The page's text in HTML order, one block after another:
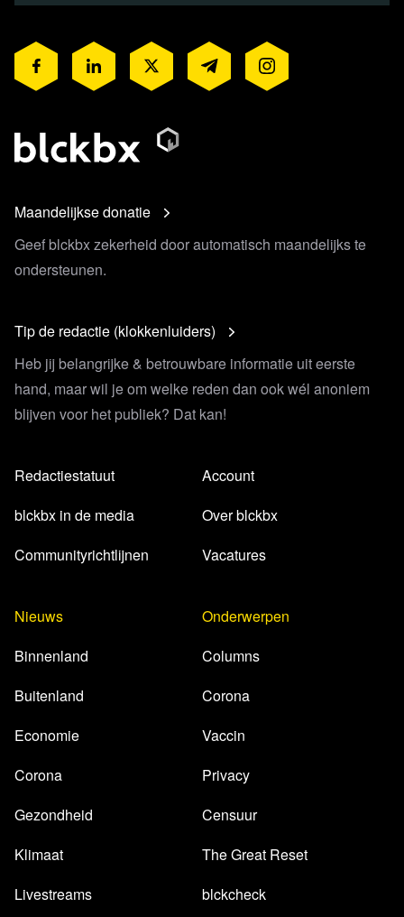
Maandelijkse donatie
Geef blckbx zekerheid door automatisch maandelijks te
ondersteunen.
Tip de redactie (klokkenluiders)
Heb jij belangrijke & betrouwbare informatie uit eerste
hand, maar wil je om welke reden dan ook wél anoniem
blijven voor het publiek? Dat kan!
Redactiestatuut
blckbx in de media
Communityrichtlijnen
Account
Over blckbx
Vacatures
Nieuws
Binnenland
Buitenland
Economie
Corona
Gezondheid
Klimaat
Livestreams
Onderwerpen
Columns
Corona
Vaccin
Privacy
Censuur
The Great Reset
blckcheck